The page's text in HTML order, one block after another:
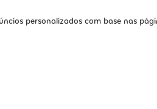
personalizados com base nas